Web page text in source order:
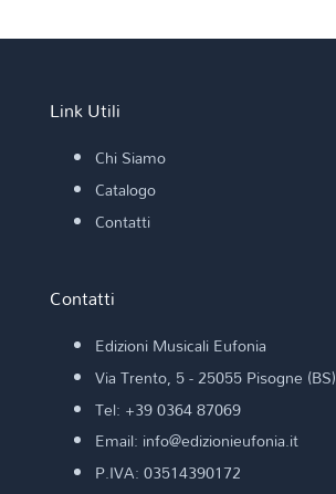
Link Utili
Chi Siamo
Catalogo
Contatti
Contatti
Edizioni Musicali Eufonia
Via Trento, 5 - 25055 Pisogne (BS)
Tel: +39 0364 87069
Email: info@edizionieufonia.it
P.IVA: 03514390172